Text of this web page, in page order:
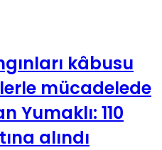
kâbusu
mücadelede
Yumaklı: 110
alındı